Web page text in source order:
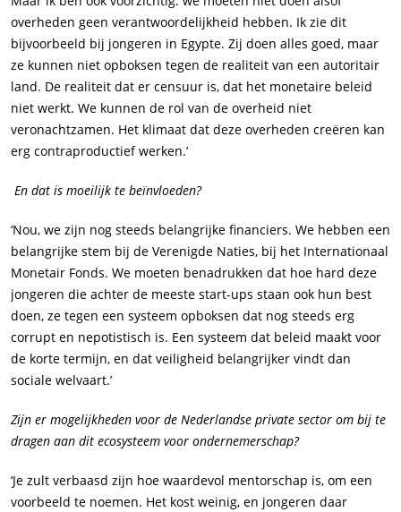
overheden geen verantwoordelijkheid hebben. Ik zie dit
bijvoorbeeld bij jongeren in Egypte. Zij doen alles goed, maar
ze kunnen niet opboksen tegen de realiteit van een autoritair
land. De realiteit dat er censuur is, dat het monetaire beleid
niet werkt. We kunnen de rol van de overheid niet
veronachtzamen. Het klimaat dat deze overheden creëren kan
erg contraproductief werken.’
En dat is moeilijk te beïnvloeden?
‘Nou, we zijn nog steeds belangrijke financiers. We hebben een
belangrijke stem bij de Verenigde Naties, bij het Internationaal
Monetair Fonds. We moeten benadrukken dat hoe hard deze
jongeren die achter de meeste start-ups staan ook hun best
doen, ze tegen een systeem opboksen dat nog steeds erg
corrupt en nepotistisch is. Een systeem dat beleid maakt voor
de korte termijn, en dat veiligheid belangrijker vindt dan
sociale welvaart.’
Zijn er mogelijkheden voor de Nederlandse private sector om bij te
dragen aan dit ecosysteem voor ondernemerschap?
‘Je zult verbaasd zijn hoe waardevol mentorschap is, om een
voorbeeld te noemen. Het kost weinig, en jongeren daar